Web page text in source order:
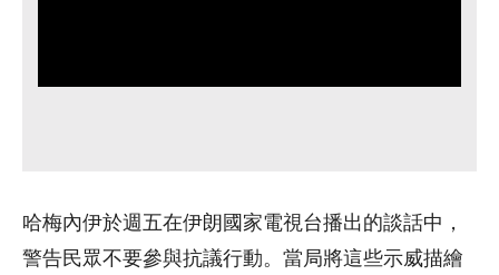
哈梅內伊於週五在伊朗國家電視台播出的談話中，
警告民眾不要參與抗議行動。當局將這些示威描繪